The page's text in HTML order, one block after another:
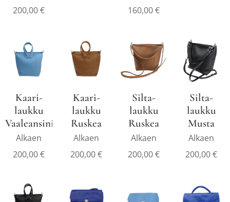
200,00€
160,00€
Kaari-
laukku
Vaaleansininen
Alkaen
200,00€
Kaari-
laukku
Ruskea
Alkaen
200,00€
Silta-
laukku
Ruskea
Alkaen
200,00€
Silta-
laukku
Musta
Alkaen
200,00€